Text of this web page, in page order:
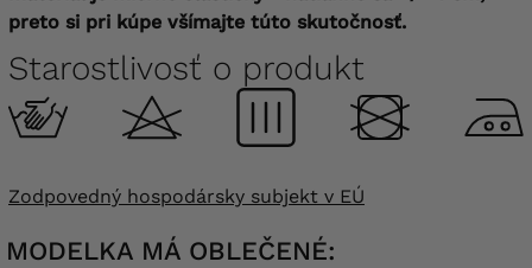
preto si pri kúpe všímajte túto skutočnosť.
Starostlivosť o produkt
Zodpovedný hospodársky subjekt v EÚ
MODELKA MÁ OBLEČENÉ: